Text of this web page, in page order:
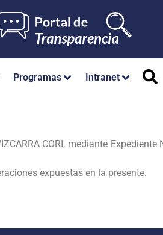
Programas Intranet
CORI, mediante
expuestas en la presente.